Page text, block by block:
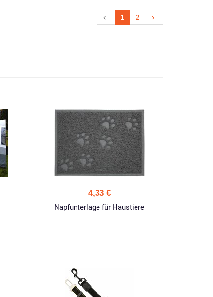
1 2
4,33 €
Napfunterlage für Haustiere